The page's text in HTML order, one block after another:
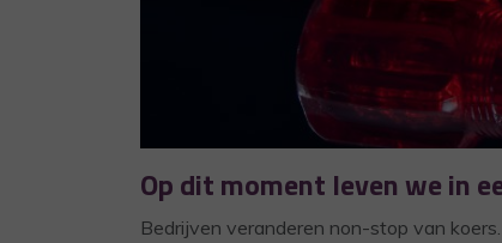
Op dit moment leven we in
Bedrijven veranderen non-stop van